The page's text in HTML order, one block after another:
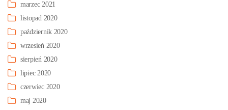
marzec 2021
listopad 2020
październik 2020
wrzesień 2020
sierpień 2020
lipiec 2020
czerwiec 2020
maj 2020